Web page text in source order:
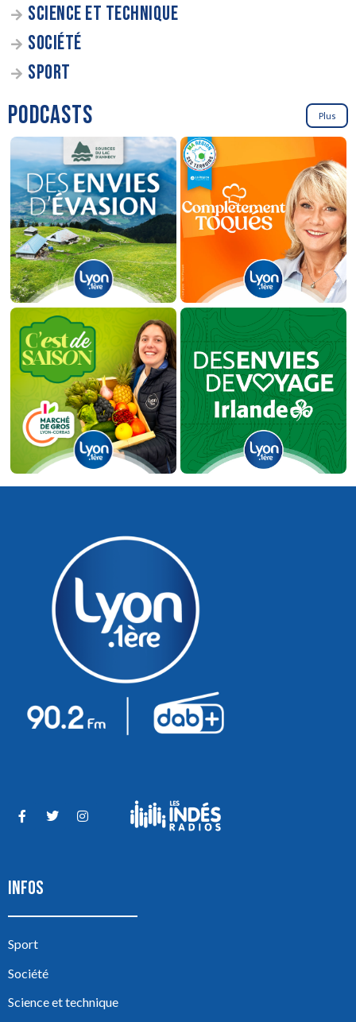
SCIENCE ET TECHNIQUE
SOCIÉTÉ
SPORT
PODCASTS Plus
INFOS
Sport
Société
Science et technique